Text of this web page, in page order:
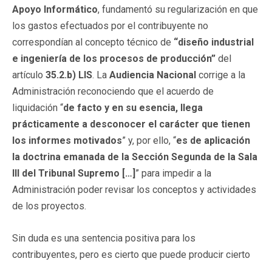
Apoyo Informático, fundamentó su regularización en que
los gastos efectuados por el contribuyente no
correspondían al concepto técnico de “diseño industrial
e ingeniería de los procesos de producción” del
artículo 35.2.b) LIS. La Audiencia Nacional corrige a la
Administración reconociendo que el acuerdo de
liquidación “de facto y en su esencia, llega
prácticamente a desconocer el carácter que tienen
los informes motivados” y, por ello, “es de aplicación
la doctrina emanada de la Sección Segunda de la Sala
III del Tribunal Supremo […] ” para impedir a la
Administración poder revisar los conceptos y actividades
de los proyectos.
Sin duda es una sentencia positiva para los
contribuyentes, pero es cierto que puede producir cierto